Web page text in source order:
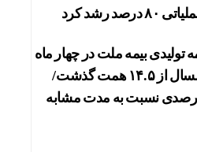
رشد کرد
تولیدی بیمه ملت در چهار ماه
نخست امسال از ۱۴.۵ همت گذشت/
۹۰ درصدی نسبت به مدت مشابه